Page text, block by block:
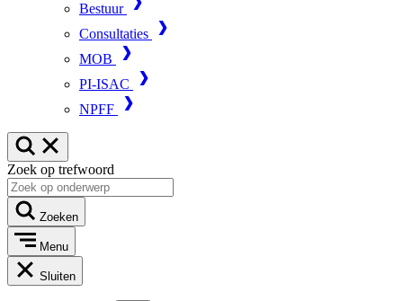
Bestuur
Consultaties
MOB
PI-ISAC
NPFF
Zoek op trefwoord
Zoeken
Menu
Sluiten